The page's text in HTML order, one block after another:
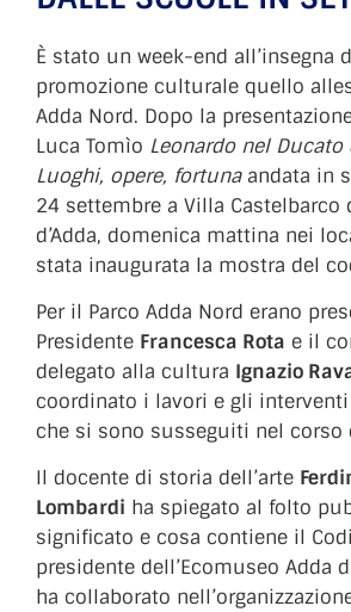
È stato un week-end all’insegna
promozione culturale quello
Adda Nord. Dopo la
Luca Tomìo Leonardo nel Ducato
Luoghi, opere, fortunaandata in
24 settembre a Villa Castelbarco
d’Adda, domenica mattina nei
stata inaugurata la mostra del
Per il Parco Adda Nord erano
Presidente Francesca Rota e il
delegato alla cultura Ignazio
coordinato i lavori e gli
che si sono susseguiti nel corso
Il docente di storia dell’arte
Lombardi ha spiegato al folto
significato e cosa contiene il
presidente dell’Ecomuseo Adda
ha collaborato